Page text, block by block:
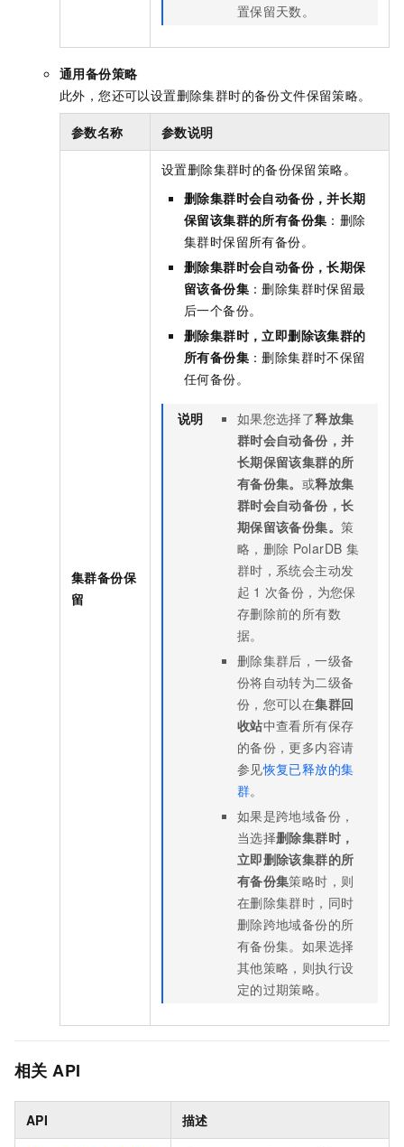
置保留天数。
通用备份策略
此外，您还可以设置删除集群时的备份文件保留策略。
参数名称 参数说明
集群备份保
留
设置删除集群时的备份保留策略。
删除集群时会自动备份，并长期
保留该集群的所有备份集 ：删除
集群时保留所有备份。
删除集群时会自动备份，长期保
留该备份集 ：删除集群时保留最
后一个备份。
删除集群时，立即删除该集群的
所有备份集 ：删除集群时不保留
任何备份。
说明 如果您选择了释放集
群时会自动备份，并
长期保留该集群的所
有备份集。 或释放集
群时会自动备份，长
期保留该备份集。策
略，删除 PolarDB 集
群时，系统会主动发
起 1 次备份，为您保
存删除前的所有数
据。
删除集群后，一级备
份将自动转为二级备
份，您可以在集群回
收站中查看所有保存
的备份，更多内容请
参见恢复已释放的集
群。
如果是跨地域备份，
当选择删除集群时，
立即删除该集群的所
有备份集策略时，则
在删除集群时，同时
删除跨地域备份的所
有备份集。如果选择
其他策略，则执行设
定的过期策略。
相关 API
API 描述